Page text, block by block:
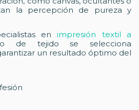
la percepción de pureza y
en impresión textil a
de tejido se selecciona
un resultado óptimo del